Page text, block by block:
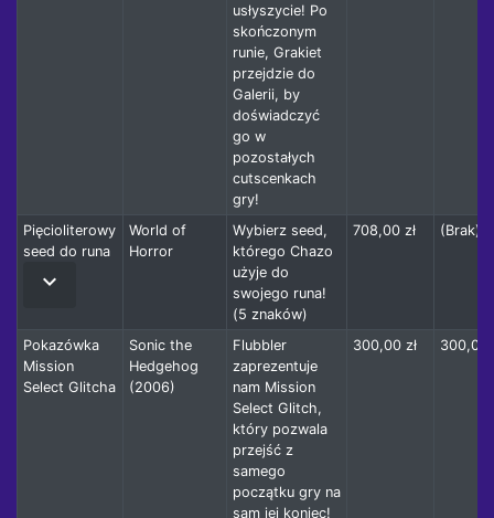
usłyszycie! Po
skończonym
runie, Grakiet
przejdzie do
Galerii, by
doświadczyć
go w
pozostałych
cutscenkach
gry!
Pięcioliterowy
seed do runa
keyboard_arrow_down
World of
Horror
Wybierz seed,
którego Chazo
użyje do
swojego runa!
(5 znaków)
708,00 zł (Brak)
Pokazówka
Mission
Select Glitcha
Sonic the
Hedgehog
(2006)
Flubbler
zaprezentuje
nam Mission
Select Glitch,
który pozwala
przejść z
samego
początku gry na
sam jej koniec!
300,00 zł 300,00